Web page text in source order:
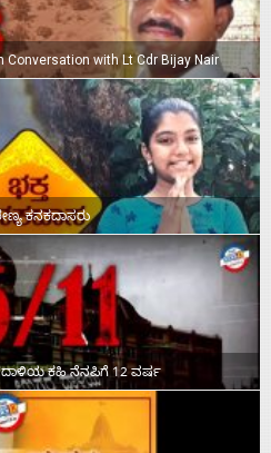
with Lt Cdr Bijay Nair
ಕನಕದಾಸರು
ದಾಳಿಯ ಕಹಿ ನೆನಪಿಗೆ 12 ವರ್ಷ